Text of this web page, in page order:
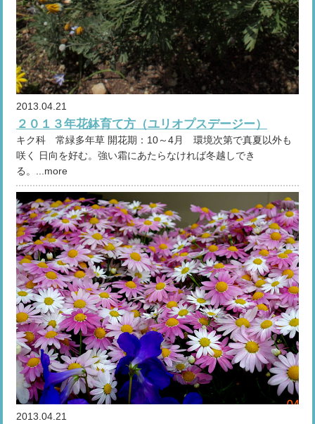
2013.04.21
２０１３年花鉢育て方（ユリオプスデージー）
キク科 常緑多年草 開花期：10～4月 環境次第で真夏以外も
咲く 日向を好む。強い霜にあたらなければ冬越しでき
る。...more
2013.04.21